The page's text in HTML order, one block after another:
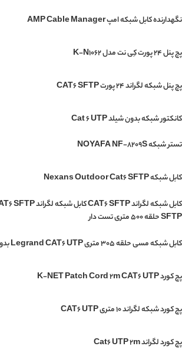
نگهدارنده کابل شبکه امپ AMP Cable Manager
پچ پنل 24 پورت کِی نت مدل K-N1062
پچ پنل شبکه لگراند 24 پورت CAT6 SFTP
کانکتور شبکه بدون شیلد Cat 6 UTP
تستر شبکه NOYAFA NF-8209S
کابل شبکه Nexans Outdoor Cat6 SFTP
SFTP حلقه 500 متری تست دار
کابل شبکه مسی حلقه 305 متری Legrand CAT6 UTP بدون تست
پچ کورد K-NET Patch Cord 2m CAT6 UTP
پچ کورد شبکه لگراند 10 متری CAT6 UTP
پچ کورد لگراند Cat6 UTP 2m